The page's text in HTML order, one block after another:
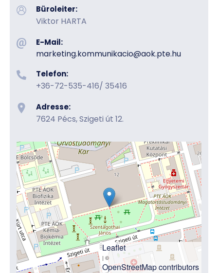
Büroleiter:
Viktor HARTA
E-Mail:
marketing.kommunikacio​@aok.pte.hu
Telefon:
+36-72-535-416/ 35416
Adresse:
7624 Pécs, Szigeti út 12.
Leaflet
| ©
OpenStreetMap contributors